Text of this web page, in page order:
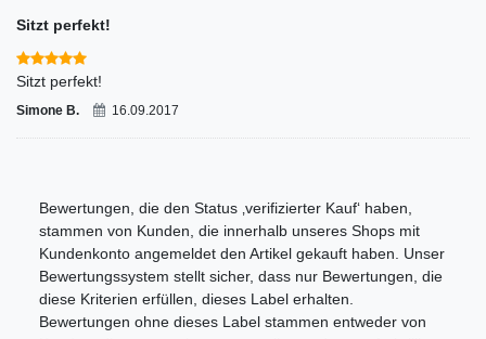
Sitzt perfekt!
Sitzt perfekt!
Simone B. 16.09.2017
Bewertungen, die den Status ‚verifizierter Kauf‘ haben,
stammen von Kunden, die innerhalb unseres Shops mit
Kundenkonto angemeldet den Artikel gekauft haben. Unser
Bewertungssystem stellt sicher, dass nur Bewertungen, die
diese Kriterien erfüllen, dieses Label erhalten.
Bewertungen ohne dieses Label stammen entweder von